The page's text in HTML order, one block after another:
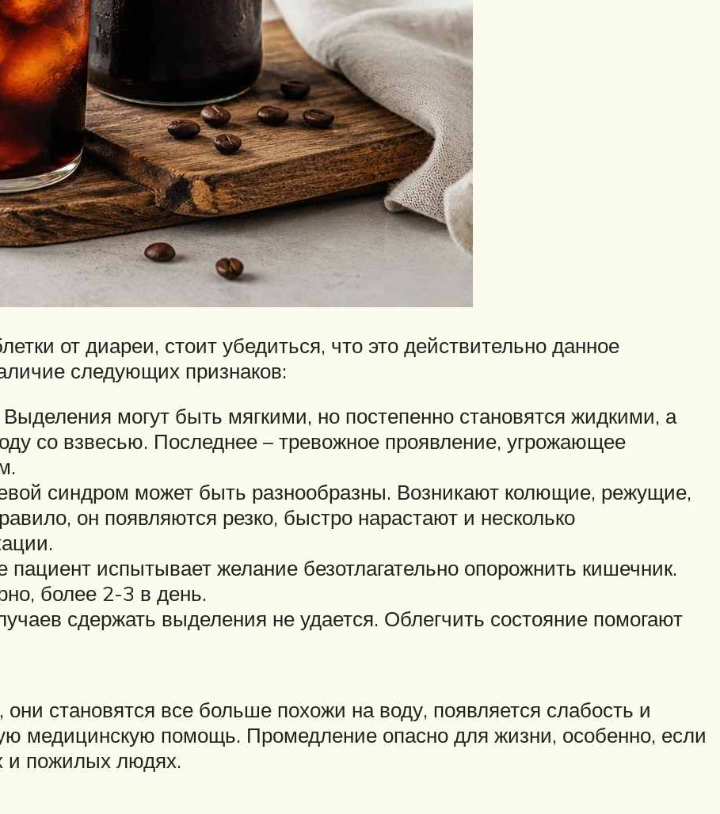
от диареи, стоит убедиться, что это действительно данное
следующих признаков:
могут быть мягкими, но постепенно становятся жидкими, а
со взвесью. Последнее – тревожное проявление, угрожающее
синдром может быть разнообразны. Возникают колющие, режущие,
он появляются резко, быстро нарастают и несколько
испытывает желание безотлагательно опорожнить кишечник.
более 2-3 в день.
сдержать выделения не удается. Облегчить состояние помогают
становятся все больше похожи на воду, появляется слабость и
медицинскую помощь. Промедление опасно для жизни, особенно, если
и пожилых людях.